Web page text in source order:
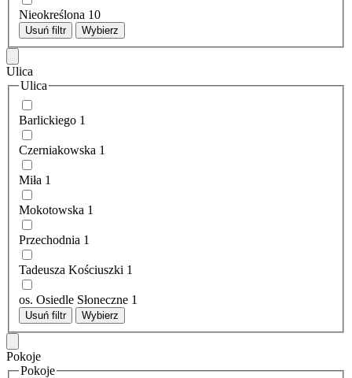
Nieokreślona 10
Usuń filtr Wybierz
Ulica
Ulica
Barlickiego 1
Czerniakowska 1
Miła 1
Mokotowska 1
Przechodnia 1
Tadeusza Kościuszki 1
os. Osiedle Słoneczne 1
Usuń filtr Wybierz
Pokoje
Pokoje